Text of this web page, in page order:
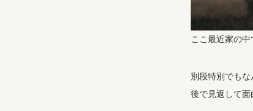
ここ最近家の中
別段特別でも
後で見返して面